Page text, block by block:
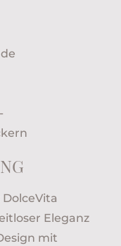
DolceVita
Eleganz
mit